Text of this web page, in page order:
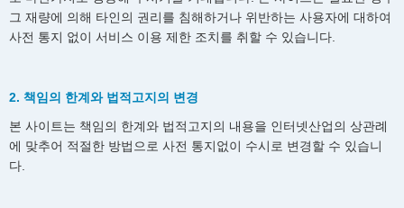
그 재량에 의해 타인의 권리를 침해하거나 위반하는 사용자에 대하여
사전 통지 없이 서비스 이용 제한 조치를 취할 수 있습니다.
2. 책임의 한계와 법적고지의 변경
본 사이트는 책임의 한계와 법적고지의 내용을 인터넷산업의 상관례
에 맞추어 적절한 방법으로 사전 통지없이 수시로 변경할 수 있습니
다.